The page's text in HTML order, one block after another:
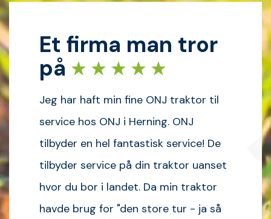
Et firma man tror
på
Jeg har haft min fine ONJ traktor til
service hos ONJ i Herning. ONJ
tilbyder en hel fantastisk service! De
tilbyder service på din traktor uanset
hvor du bor i landet. Da min traktor
havde brug for "den store tur - ja så